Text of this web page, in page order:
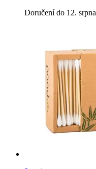
Doručení do 12. srpna